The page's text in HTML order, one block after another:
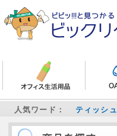
人気ワード： ティッシュ